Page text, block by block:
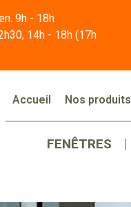
9h - 18h
14h - 18h (17h
Accueil Nos produits
FENÊTRES